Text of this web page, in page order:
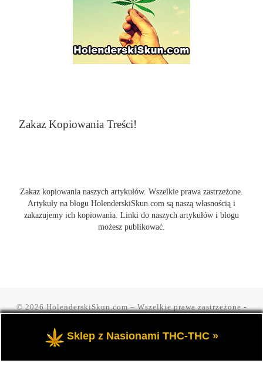
Zakaz Kopiowania Treści!
Zakaz kopiowania naszych artykułów. Wszelkie prawa zastrzeżone.
Artykuły na blogu HolenderskiSkun.com są naszą własnością i
zakazujemy ich kopiowania. Linki do naszych artykułów i blogu
możesz publikować.
© 2026HolenderskiSkun.com– Wszelkie prawa zastrzeżone-
Blog HolenderskiSkun to portal o marihuanie i konopi indyjskiej
THC oraz cannabis CBD.
Sklep z Nasionami THC-THC »